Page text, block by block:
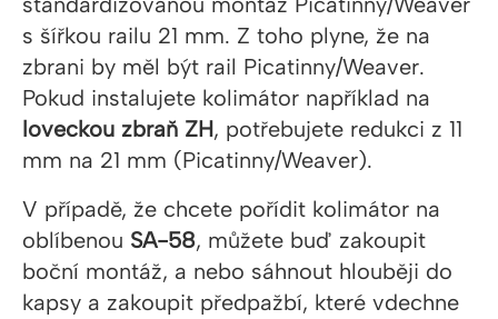
s šířkou railu 21 mm. Z toho plyne, že na
zbrani by měl být rail Picatinny/Weaver.
Pokud instalujete kolimátor například na
loveckou zbraň ZH, potřebujete redukci z 11
mm na 21 mm (Picatinny/Weaver).
V případě, že chcete pořídit kolimátor na
oblíbenou SA-58, můžete buď zakoupit
boční montáž, a nebo sáhnout hlouběji do
kapsy a zakoupit předpažbí, které vdechne